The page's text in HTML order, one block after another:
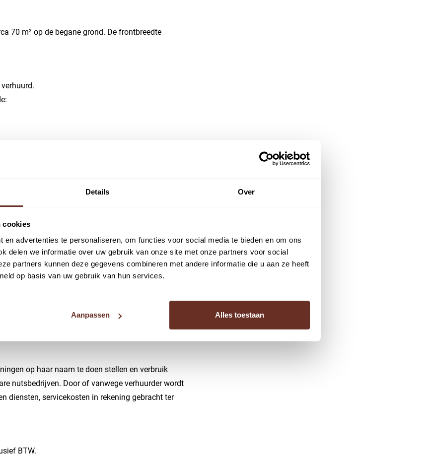
Details Over
cookies
en advertenties te personaliseren, om functies voor social media te bieden en om ons
delen we informatie over uw gebruik van onze site met onze partners voor social
partners kunnen deze gegevens combineren met andere informatie die u aan ze heeft
op basis van uw gebruik van hun services.
Aanpassen Alles toestaan
70 m² op de begane grond. De frontbreedte
Ook zijn er voldoende parkeerplaatsen op de
abonnement aanvragen bij de Parkeerservice in
promotiekosten en BTW.
te worden. De huurbetalingsverplichting is
BTW.
op haar naam te doen stellen en verbruik
nutsbedrijven. Door of vanwege verhuurder wordt
diensten, servicekosten in rekening gebracht ter
BTW.